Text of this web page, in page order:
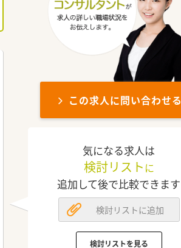
この求人に問い合わせる
気になる求人は
検討リスト に
追加して後で比較できます
検討リストに追加
検討リストを見る